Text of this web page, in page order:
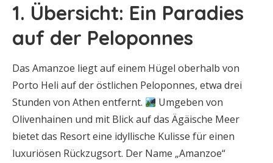
1. Übersicht: Ein Paradies
auf der Peloponnes
Das Amanzoe liegt auf einem Hügel oberhalb von
Porto Heli auf der östlichen Peloponnes, etwa drei
Stunden von Athen entfernt.
Umgeben von
Olivenhainen und mit Blick auf das Ägäische Meer
bietet das Resort eine idyllische Kulisse für einen
luxuriösen Rückzugsort. Der Name „Amanzoe“